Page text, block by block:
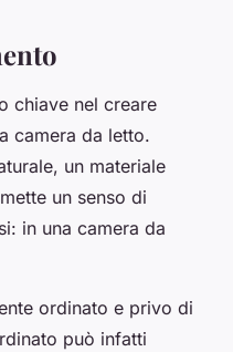
chiave nel creare
camera da letto.
un materiale
un senso di
in una camera da
ordinato e privo di
può infatti